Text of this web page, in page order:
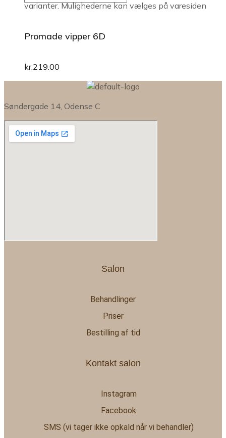
varianter. Mulighederne kan vælges på varesiden
Promade vipper 6D
kr.219.00
Søndergade 14, Odense C
Salon
Behandlinger
Priser
Bestilling af tid
Kontakt salon
Instagram
Facebook
SMS (vi tager ikke opkald når vi behandler)